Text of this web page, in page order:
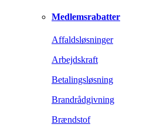
Medlemsrabatter
Affaldsløsninger
Arbejdskraft
Betalingsløsning
Brandrådgivning
Brændstof